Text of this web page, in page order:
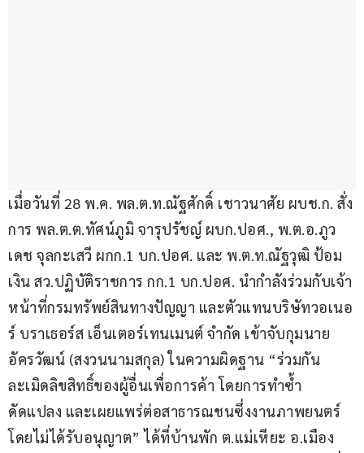
เมื่อวันที่ 28 พ.ค. พล.ต.ท.ณัฐศักดิ์ เชาวนาศัย ผบช.ก. สั่ง
การ พล.ต.ต.ทัศน์ภูมิ จารุปรัชญ์ ผบก.ปอศ., พ.ต.อ.ภูว
เดช จุลกะเสวี ผกก.1 บก.ปอศ. และ พ.ต.ท.ณัฐวุฒิ ป้อม
เงิน สว.ปฏิบัติราชการ กก.1 บก.ปอศ. นำกำลังร่วมกับเจ้า
หน้าที่กรมทรัพย์สินทางปัญญา และตัวแทนบริษัทวอเนอ
ร์ บราเธอร์ส เอ็นเตอร์เทนเมนต์ จำกัด เข้าจับกุมนาย
อัครวัฒน์ (สงวนนามสกุล) ในความผิดฐาน “ร่วมกัน
ละเมิดลิขสิทธิ์ของผู้อื่นเพื่อการค้า โดยการทำซ้ำ
ดัดแปลง และเผยแพร่ต่อสาธารณชนซึ่งงานภาพยนตร์
โดยไม่ได้รับอนุญาต” ได้ที่บ้านพัก ต.แม่เหียะ อ.เมือง